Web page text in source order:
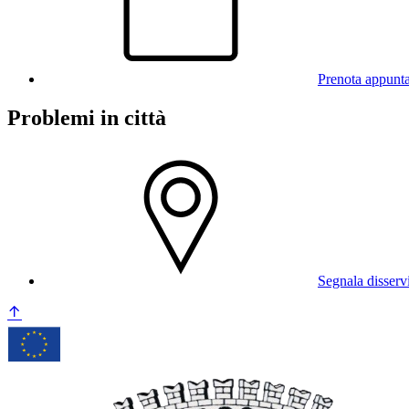
Prenota
Problemi in città
Segnala